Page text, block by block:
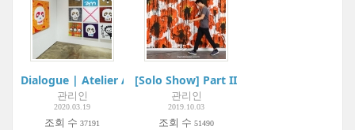
Dialogue | Atelier Aki
관리인
2020.03.19
조회 수 37191
[Solo Show] Part II : 드로잉 Drawing |
관리인
2019.10.03
조회 수 51490